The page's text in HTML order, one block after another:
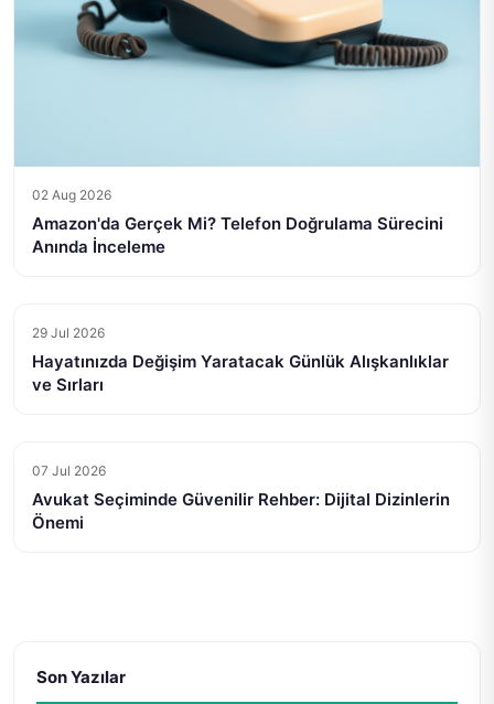
02 Aug 2026
Amazon'da Gerçek Mi? Telefon Doğrulama Sürecini
Anında İnceleme
29 Jul 2026
Hayatınızda Değişim Yaratacak Günlük Alışkanlıklar
ve Sırları
07 Jul 2026
Avukat Seçiminde Güvenilir Rehber: Dijital Dizinlerin
Önemi
Son Yazılar